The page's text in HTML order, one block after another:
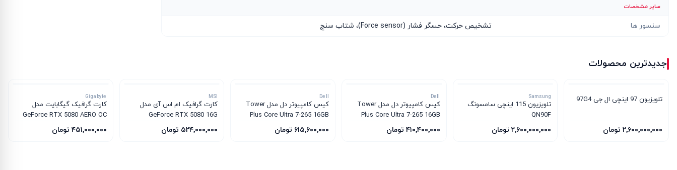
سایر مشخصات
سنسور ها تشخیص حرکت، حسگر فشار (Force sensor)، شتاب سنج
جدیدترین محصولات
تلویزیون 97 اینچی ال جی 97G4
۲٬۶۰۰٬۰۰۰٬۰۰۰ تومان
Samsung
تلویزیون 115 اینچی سامسونگ
QN90F
۲٬۶۰۰٬۰۰۰٬۰۰۰ تومان
Dell
کیس کامپیوتر دل مدل Tower
Plus Core Ultra 7-265 16GB
1TB SSD 8GB RTX 5060
۴۱۰٬۴۰۰٬۰۰۰ تومان
Dell
کیس کامپیوتر دل مدل Tower
Plus Core Ultra 7-265 16GB
1TB SSD 12GB RTX 5070
۶۱۵٬۶۰۰٬۰۰۰ تومان
MSI
کارت گرافیک ام‌ اس‌ آی مدل
GeForce RTX 5080 16G
INSPIRE 3X OC
۵۲۴٬۰۰۰٬۰۰۰ تومان
Gigabyte
کارت گرافیک گیگابایت مدل
GeForce RTX 5080 AERO OC
SFF 16G
۴۵۱٬۰۰۰٬۰۰۰ تومان